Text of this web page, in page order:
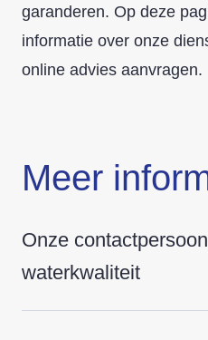
garanderen. Op deze
informatie over onze
online advies aanvragen.
Meer
Onze
waterkwaliteit